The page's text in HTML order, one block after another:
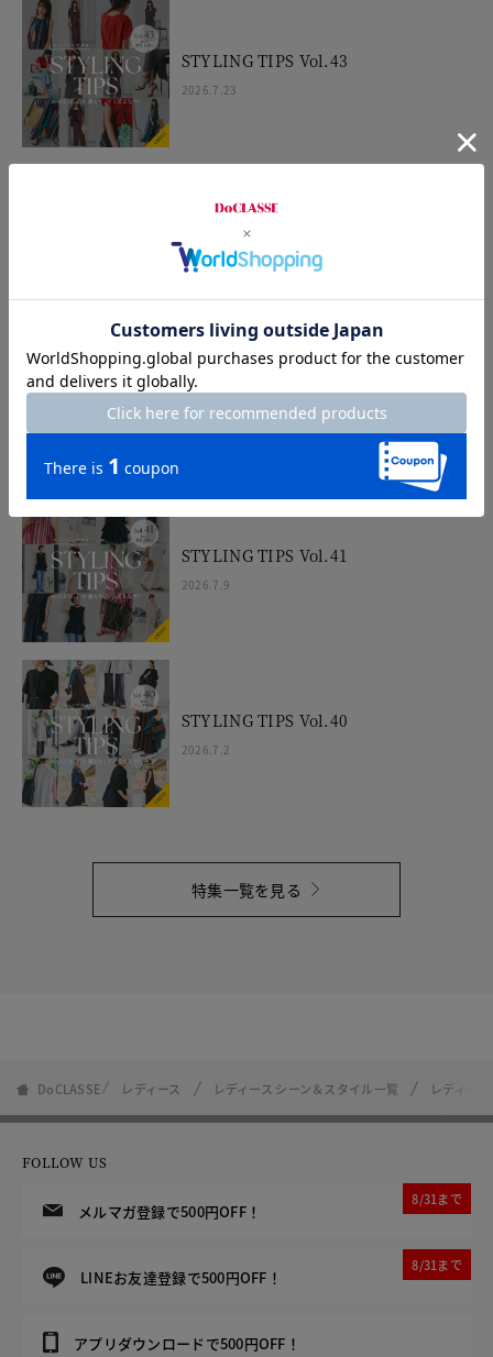
STYLING TIPS Vol.43
2026.7.23
UVスラブワンピ＆カーデ
2026.7.17
STYLING TIPS Vol.42
2026.7.16
STYLING TIPS Vol.41
2026.7.9
STYLING TIPS Vol.40
2026.7.2
特集一覧を見る
DoCLASSE レディース レディース シーン＆スタイル一覧 レディー
FOLLOW US
メルマガ登録で500円OFF！
8/31まで
LINEお友達登録で500円OFF！
8/31まで
アプリダウンロードで500円OFF！